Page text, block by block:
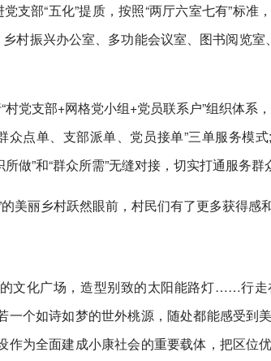
支部“五化”提质，按照“两厅六室七有”标
村振兴办公室、多功能会议室、图书阅览
党支部+网格党小组+党员联系户”组织体系
众点单、支部派单、党员接单”三单服务模
做”和“群众所需”无缝对接，切实打通服务群
美丽乡村跃然眼前，村民们有了更多获得感
文化广场，造型别致的太阳能路灯……行
个如诗如梦的世外桃源，随处都能感受到
作为全面建成小康社会的重要载体，把区位